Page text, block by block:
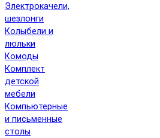
Электрокачели,
шезлонги
Колыбели и
люльки
Комоды
Комплект
детской
мебели
Компьютерные
и письменные
столы